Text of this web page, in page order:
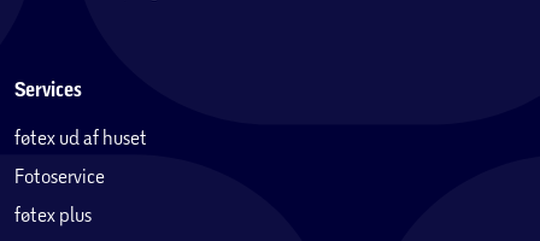
Services
føtex ud af huset
Fotoservice
føtex plus